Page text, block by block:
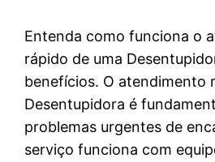
Entenda como funciona o
rápido de uma
benefícios. O atendimento
Desentupidora é
problemas urgentes de
serviço funciona com